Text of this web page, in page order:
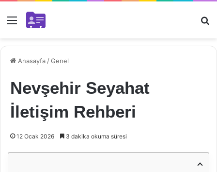
Menü
Anasayfa /Genel
Nevşehir Seyahat
İletişim Rehberi
12 Ocak 2026 3 dakika okuma süresi